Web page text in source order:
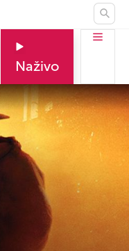
Naživo